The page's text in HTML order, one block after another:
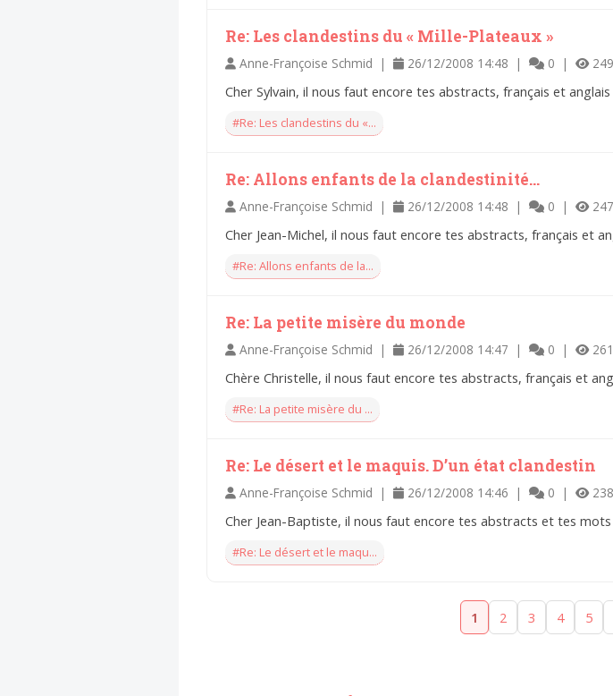
Re: Les clandestins du « Mille-Plateaux »
Anne-Françoise Schmid | 26/12/2008 14:48 | 0 | 249
Cher Sylvain, il nous faut encore tes abstracts, français et
#Re: Les clandestins du «...
Re: Allons enfants de la clandestinité...
Anne-Françoise Schmid | 26/12/2008 14:48 | 0 | 247
Cher Jean-Michel, il nous faut encore tes abstracts, français et
#Re: Allons enfants de la...
Re: La petite misère du monde
Anne-Françoise Schmid | 26/12/2008 14:47 | 0 | 261
Chère Christelle, il nous faut encore tes abstracts, français et
#Re: La petite misère du ...
Re: Le désert et le maquis. D’un état clandestin
Anne-Françoise Schmid | 26/12/2008 14:46 | 0 | 238
Cher Jean-Baptiste, il nous faut encore tes abstracts et tes
#Re: Le désert et le maqu...
1 2 3 4 5